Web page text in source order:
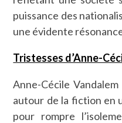
puissance des
une évidente
Tristesses d’Anne-
Anne-Cécile
autour de la fiction en
pour rompre